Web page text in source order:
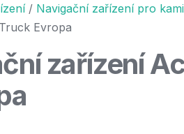
/ Navigační zařízení pro
Evropa
zařízení